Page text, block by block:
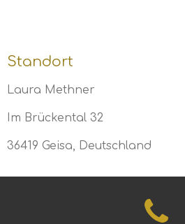
Standort
Laura Methner
Im Brückental 32
36419 Geisa, Deutschland